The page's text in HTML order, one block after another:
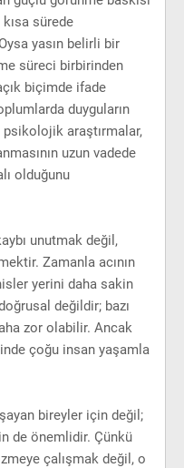
sürede
yasın belirli bir
süreci birbirinden
biçimde ifade
duyguların
psikolojik araştırmalar,
uzun vadede
olduğunu
unutmak değil,
Zamanla acının
yerini daha sakin
değildir; bazı
zor olabilir. Ancak
çoğu insan yaşamla
bireyler için değil;
de önemlidir. Çünkü
çalışmak değil, o